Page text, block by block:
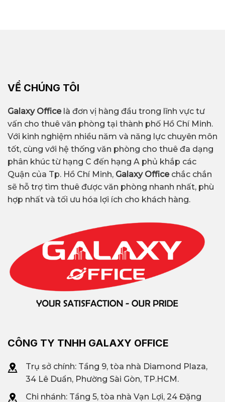
VỀ CHÚNG TÔI
Galaxy Officelà đơn vị hàng đầu trong lĩnh vực tư
vấn cho thuê văn phòng tại thành phố Hồ Chí Minh.
Với kinh nghiệm nhiều năm và năng lực chuyên môn
tốt, cùng với hệ thống văn phòng cho thuê đa dạng
phân khúc từ hạng C đến hạng A phủ khắp các
Quận của Tp. Hồ Chí Minh, Galaxy Office chắc chắn
sẽ hỗ trợ tìm thuê được văn phòng nhanh nhất, phù
hợp nhất và tối ưu hóa lợi ích cho khách hàng.
CÔNG TY TNHH GALAXY OFFICE
Trụ sở chính: Tầng 9, tòa nhà Diamond Plaza,
34 Lê Duẩn, Phường Sài Gòn, TP.HCM.
Chi nhánh: Tầng 5, tòa nhà Vạn Lợi, 24 Đặng